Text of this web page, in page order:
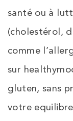
santé ou à
(cholestérol,
comme
sur
gluten, sans
votre